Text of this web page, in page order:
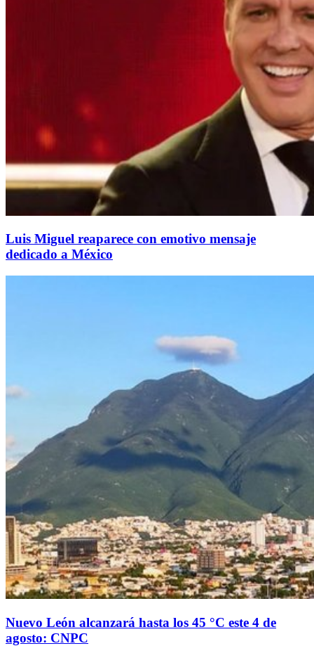
Luis Miguel reaparece con emotivo mensaje
dedicado a México
Nuevo León alcanzará hasta los 45 °C este 4 de
agosto: CNPC